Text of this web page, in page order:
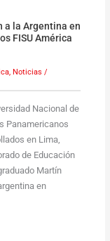
a la Argentina en
FISU América
, Noticias /
Nacional de
Panamericanos
en Lima,
de Educación
Martín
en